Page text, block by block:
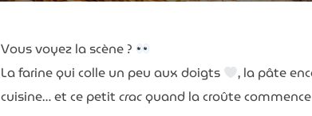
Vous voyez la scène ?
La farine qui colle un peu aux doigts
, la pâte
cuisine… et ce petit cracquand la croûte